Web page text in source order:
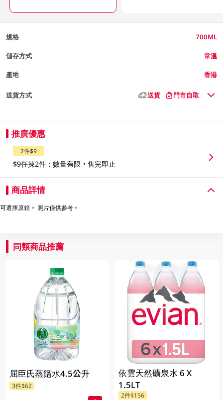
規格 700ML
儲存方式 常溫
產地 香港
送貨方式 送貨 門市自取
推廣優惠
2件$9
$9任揀2件；數量有限，售完即止
商品詳情
可選擇原箱。 照片僅供參考。
同類商品推薦
屈臣氏蒸餾水4.5公升
3件$62
依雲天然礦泉水 6 X
1.5LT
2件$156